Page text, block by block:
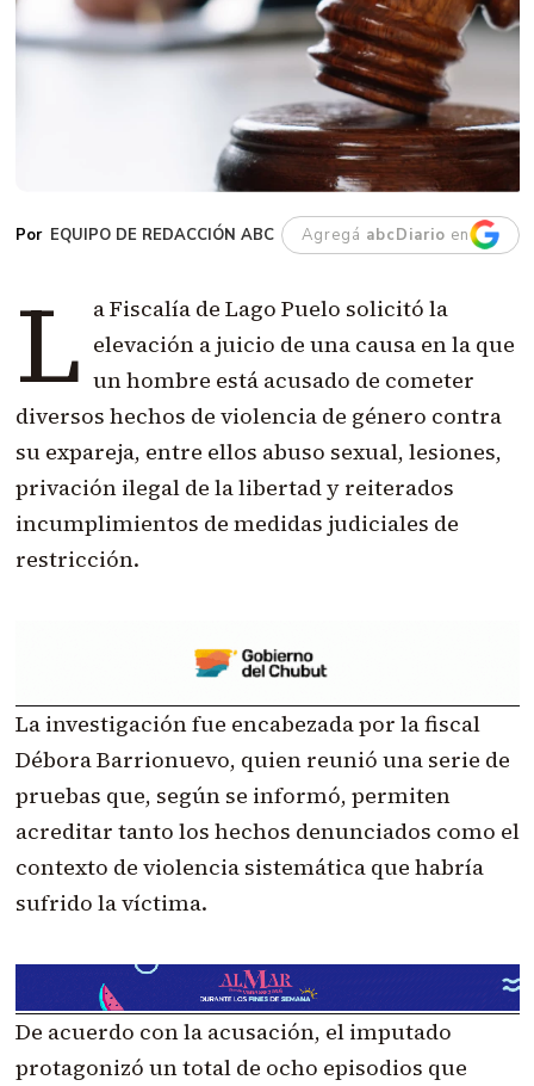
EQUIPO DE REDACCIÓN ABC Agregá abcDiario en
L a Fiscalía de Lago Puelo solicitó la
elevación a juicio de una causa en la que
un hombre está acusado de cometer
diversos hechos de violencia de género contra
su expareja, entre ellos abuso sexual, lesiones,
privación ilegal de la libertad y reiterados
incumplimientos de medidas judiciales de
restricción.
La investigación fue encabezada por la fiscal
Débora Barrionuevo, quien reunió una serie de
pruebas que, según se informó, permiten
acreditar tanto los hechos denunciados como el
contexto de violencia sistemática que habría
sufrido la víctima.
De acuerdo con la acusación, el imputado
protagonizó un total de ocho episodios que